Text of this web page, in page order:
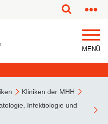
MENÜ
Kliniken der MHH
Infektiologie und